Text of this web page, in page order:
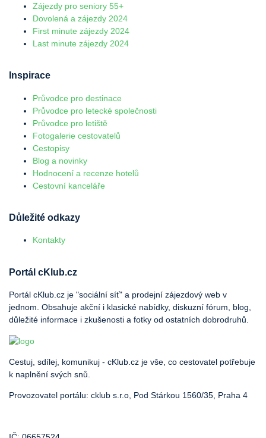
Zájezdy pro seniory 55+
Dovolená a zájezdy 2024
First minute zájezdy 2024
Last minute zájezdy 2024
Inspirace
Průvodce pro destinace
Průvodce pro letecké společnosti
Průvodce pro letiště
Fotogalerie cestovatelů
Cestopisy
Blog a novinky
Hodnocení a recenze hotelů
Cestovní kanceláře
Důležité odkazy
Kontakty
Portál cKlub.cz
Portál cKlub.cz je "sociální síť" a prodejní zájezdový web v
jednom. Obsahuje akční i klasické nabídky, diskuzní fórum, blog,
důležité informace i zkušenosti a fotky od ostatních dobrodruhů.
Cestuj, sdílej, komunikuj - cKlub.cz je vše, co cestovatel potřebuje
k naplnění svých snů.
Provozovatel portálu: cklub s.r.o, Pod Stárkou 1560/35, Praha 4